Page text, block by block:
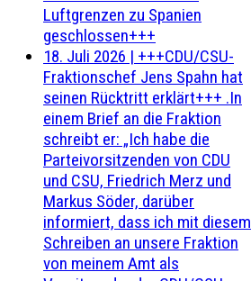
Luftgrenzen zu Spanien
geschlossen+++
18. Juli 2026 | +++CDU/CSU-
Fraktionschef Jens Spahn hat
seinen Rücktritt erklärt+++ .In
einem Brief an die Fraktion
schreibt er: „Ich habe die
Parteivorsitzenden von CDU
und CSU, Friedrich Merz und
Markus Söder, darüber
informiert, dass ich mit diesem
Schreiben an unsere Fraktion
von meinem Amt als